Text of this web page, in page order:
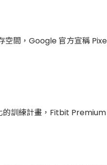
空間，Google 官方宣稱
訓練計畫，Fitbit